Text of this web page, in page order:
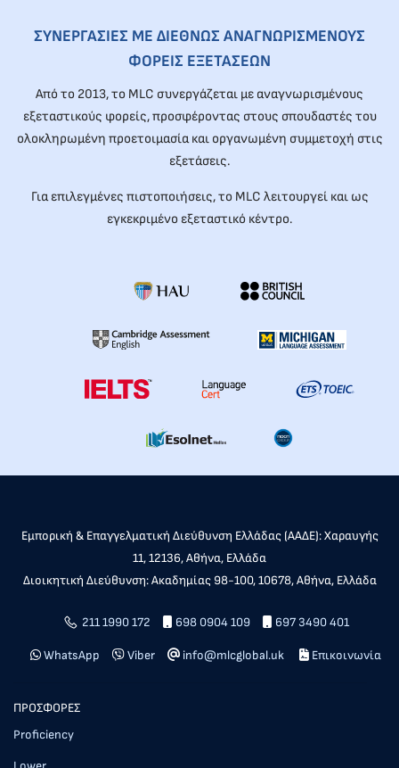
ΣΥΝΕΡΓΑΣΙΕΣ ΜΕ ΔΙΕΘΝΩΣ ΑΝΑΓΝΩΡΙΣΜΕΝΟΥΣ
ΦΟΡΕΙΣ ΕΞΕΤΑΣΕΩΝ
Από το 2013, το MLC συνεργάζεται με αναγνωρισμένους
εξεταστικούς φορείς, προσφέροντας στους σπουδαστές του
ολοκληρωμένη προετοιμασία και οργανωμένη συμμετοχή στις
εξετάσεις.
Για επιλεγμένες πιστοποιήσεις, το MLC λειτουργεί και ως
εγκεκριμένο εξεταστικό κέντρο.
Εμπορική & Επαγγελματική Διεύθυνση Ελλάδας (ΑΑΔΕ): Χαραυγής
11, 12136, Αθήνα, Ελλάδα
Διοικητική Διεύθυνση: Ακαδημίας 98-100, 10678, Αθήνα, Ελλάδα
211 1990 172 698 0904 109 697 3490 401
WhatsApp Viber info@mlcglobal.uk Επικοινωνία
ΠΡΟΣΦΟΡΕΣ
Proficiency